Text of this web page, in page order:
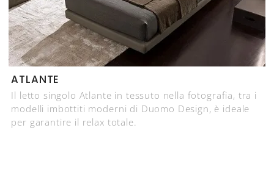
ATLANTE
Il letto singolo Atlante in tessuto nella fotografia, tra i
modelli imbottiti moderni di Duomo Design, è ideale
per garantire il relax totale.